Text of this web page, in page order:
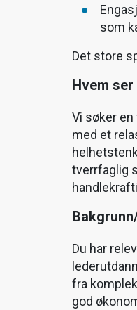
som
Det store
Hvem
Vi søker
med et
tverrfaglig
Du har
fra
god